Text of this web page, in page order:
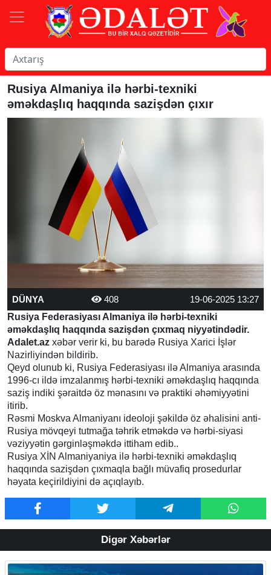
Rusiya Almaniya ilə hərbi-texniki
əməkdaşlıq haqqında sazişdən çıxır
DÜNYA 408
19-06-2025 13:27
Rusiya Federasiyası Almaniya ilə hərbi-texniki
əməkdaşlıq haqqında sazişdən çıxmaq niyyətindədir.
Adalet.az xəbər verir ki, bu barədə Rusiya Xarici İşlər
Nazirliyindən bildirib.
Qeyd olunub ki, Rusiya Federasiyası ilə Almaniya arasında
1996-cı ildə imzalanmış hərbi-texniki əməkdaşlıq haqqında
saziş indiki şəraitdə öz mənasını və praktiki əhəmiyyətini
itirib.
Rəsmi Moskva Almaniyanı ideoloji şəkildə öz əhalisini anti-
Rusiya mövqeyi tutmağa təhrik etməkdə və hərbi-siyasi
vəziyyətin gərginləşməkdə ittiham edib..
Rusiya XİN Almaniyaniya ilə hərbi-texniki əməkdaşlıq
haqqında sazişdən çıxmaqla bağlı müvafiq prosedurlar
həyata keçirildiyini də açıqlayıb.
Digər Xəbərlər